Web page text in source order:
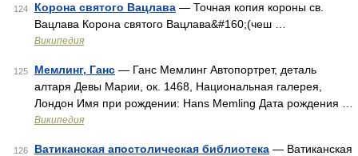
124 Корона святого Вацлава — Точная копия короны св.
Вацлава Корона святого Вацлава&#160;(чеш …
Википедия
125 Мемлинг, Ганс — Ганс Мемлинг Автопортрет, деталь
алтаря Девы Марии, ок. 1468, Национальная галерея,
Лондон Имя при рождении: Hans Memling Дата рождения …
Википедия
126 Ватиканская апостолическая библиотека — Ватиканская